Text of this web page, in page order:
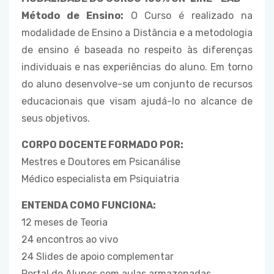
Método de Ensino: O Curso é realizado na
modalidade de Ensino a Distância e a metodologia
de ensino é baseada no respeito às diferenças
individuais e nas experiências do aluno. Em torno
do aluno desenvolve-se um conjunto de recursos
educacionais que visam ajudá-lo no alcance de
seus objetivos.
CORPO DOCENTE FORMADO POR:
Mestres e Doutores em Psicanálise
Médico especialista em Psiquiatria
ENTENDA COMO FUNCIONA:
12 meses de Teoria
24 encontros ao vivo
24 Slides de apoio complementar